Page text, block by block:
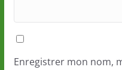
Enregistrer mon nom,